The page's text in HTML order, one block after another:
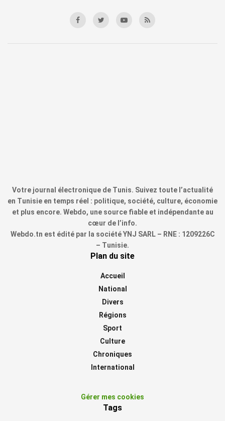
Votre journal électronique de Tunis. Suivez toute l’actualité
en Tunisie en temps réel : politique, société, culture, économie
et plus encore. Webdo, une source fiable et indépendante au
cœur de l’info.
Webdo.tn est édité par la société YNJ SARL – RNE : 1209226C
– Tunisie.
Plan du site
Accueil
National
Divers
Régions
Sport
Culture
Chroniques
International
Gérer mes cookies
Tags